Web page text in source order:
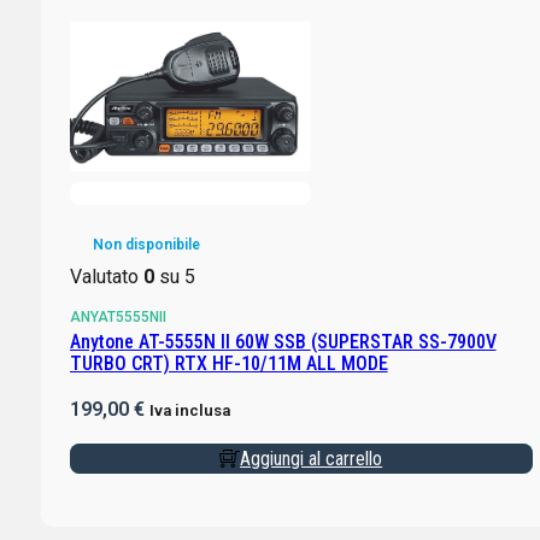
Non disponibile
Valutato 0su 5
ANYAT5555NII
Anytone AT-5555N II 60W SSB (SUPERSTAR SS-7900V
TURBO CRT) RTX HF-10/11M ALL MODE
199,00 € Iva inclusa
Aggiungi al carrello